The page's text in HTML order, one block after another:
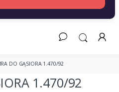
DO GĄSIORA 1.470/92
1.470/92